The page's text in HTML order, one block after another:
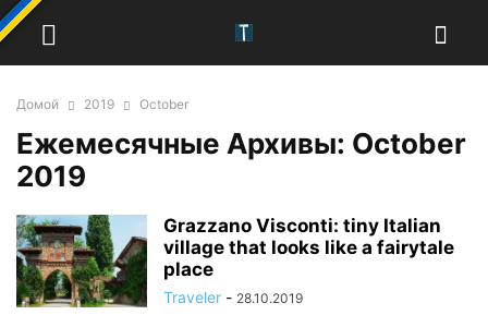
Домой 2019 October
Ежемесячные Архивы: October
2019
Grazzano Visconti: tiny Italian
village that looks like a fairytale
place
Traveler - 28.10.2019